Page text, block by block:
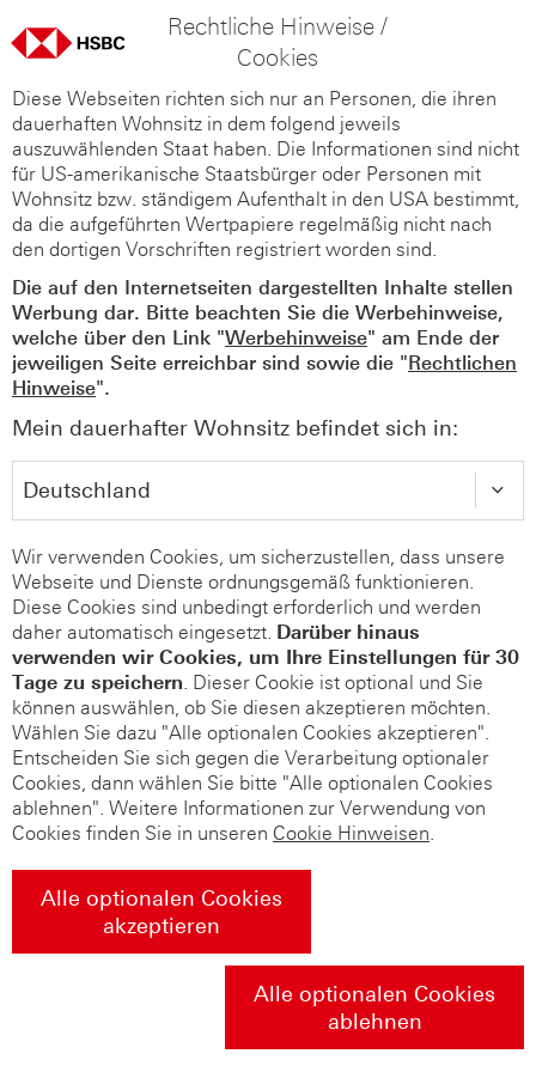
Rechtliche Hinweise /
Cookies
Diese Webseiten richten sich nur an Personen, die ihren
dauerhaften Wohnsitz in dem folgend jeweils
auszuwählenden Staat haben. Die Informationen sind nicht
für US-amerikanische Staatsbürger oder Personen mit
Wohnsitz bzw. ständigem Aufenthalt in den USA bestimmt,
da die aufgeführten Wertpapiere regelmäßig nicht nach
den dortigen Vorschriften registriert worden sind.
Die auf den Internetseiten dargestellten Inhalte stellen
Werbung dar. Bitte beachten Sie die Werbehinweise,
welche über den Link "Werbehinweise" am Ende der
jeweiligen Seite erreichbar sind sowie die "Rechtlichen
Hinweise".
Mein dauerhafter Wohnsitz befindet sich in:
Wir verwenden Cookies, um sicherzustellen, dass unsere
Webseite und Dienste ordnungsgemäß funktionieren.
Diese Cookies sind unbedingt erforderlich und werden
daher automatisch eingesetzt. Darüber hinaus
verwenden wir Cookies, um Ihre Einstellungen für 30
Tage zu speichern. Dieser Cookie ist optional und Sie
können auswählen, ob Sie diesen akzeptieren möchten.
Wählen Sie dazu "Alle optionalen Cookies akzeptieren".
Entscheiden Sie sich gegen die Verarbeitung optionaler
Cookies, dann wählen Sie bitte "Alle optionalen Cookies
ablehnen". Weitere Informationen zur Verwendung von
Cookies finden Sie in unseren Cookie Hinweisen.
Alle optionalen Cookies
akzeptieren
Alle optionalen Cookies
ablehnen